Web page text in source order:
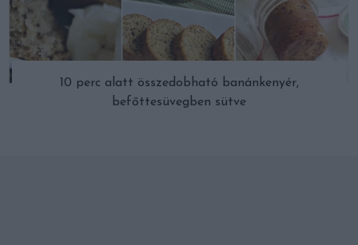
10 perc alatt összedobható banánkenyér,
befőttesüvegben sütve